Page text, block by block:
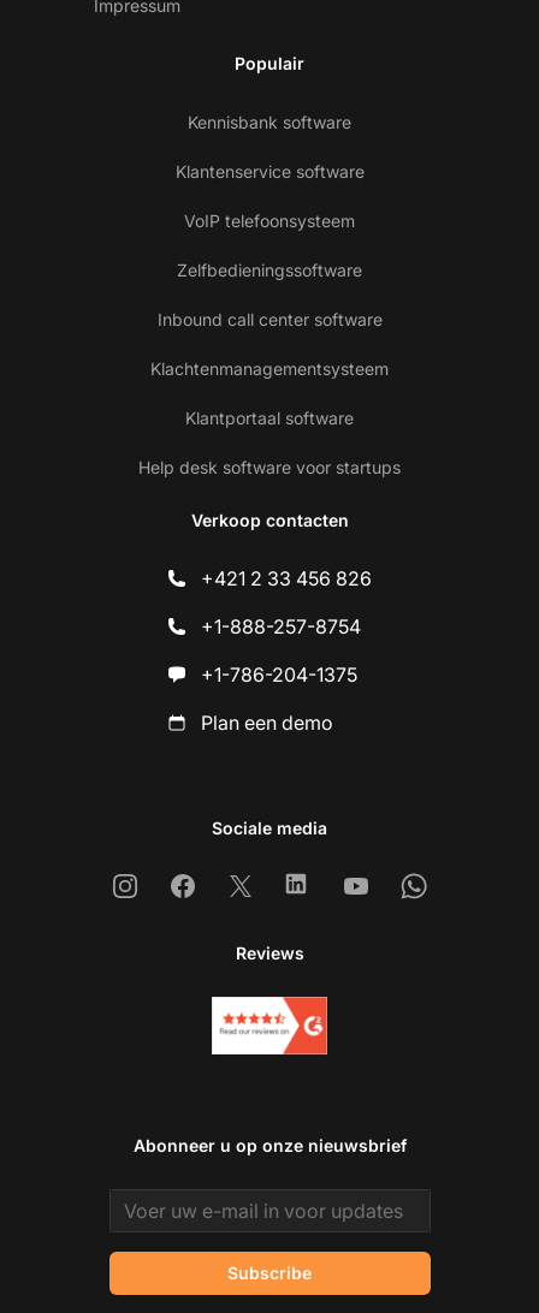
Impressum
Populair
Kennisbank software
Klantenservice software
VoIP telefoonsysteem
Zelfbedieningssoftware
Inbound call center software
Klachtenmanagementsysteem
Klantportaal software
Help desk software voor startups
Verkoop contacten
+421 2 33 456 826
+1-888-257-8754
+1-786-204-1375
Plan een demo
Sociale media
InstagramFacebook
X LinkedinYoutubeWhatsapp
Reviews
Abonneer u op onze nieuwsbrief
Email address
Subscribe